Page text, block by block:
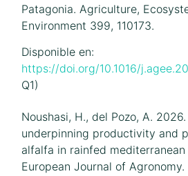
Patagonia. Agriculture,
Environment 399, 110173.
Disponible en:
https://doi.org/10.1016/
Q1)
Noushasi, H., del Pozo, A.
underpinning productivity and
alfalfa in rainfed mediterranean
European Journal of Agronomy.